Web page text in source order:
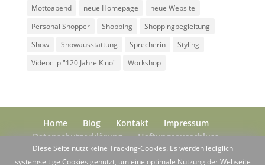
Mottoabend
neue Homepage
neue Website
Personal Shopper
Shopping
Shoppingbegleitung
Show
Showausstattung Sprecherin
Styling
Videoclip "120 Jahre Kino"
Workshop
Home Blog Kontakt
Impressum
Datenschutzerklärung
Haftungsausschluss
Diese Seite nutzt keine Tracking-Cookies. Es werden lediglich
systemseitige Cookies genutzt, um eine optimale Nutzung der Webseite